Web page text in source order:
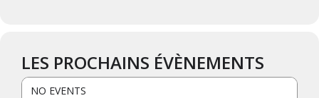
LES PROCHAINS ÉVÈNEMENTS
NO EVENTS